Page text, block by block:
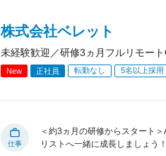
株式会社ベレット
未経験歓迎／研修3ヵ月フルリモー
New 正社員 転勤なし 5名以上採用
仕事
＜約3ヵ月の研修からスタート
リストへ一緒に成長しましょう！